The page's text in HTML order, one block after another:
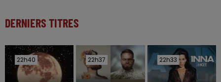
DERNIERS TITRES
22h40
22h40 22h37
22h37 22h33
22h33